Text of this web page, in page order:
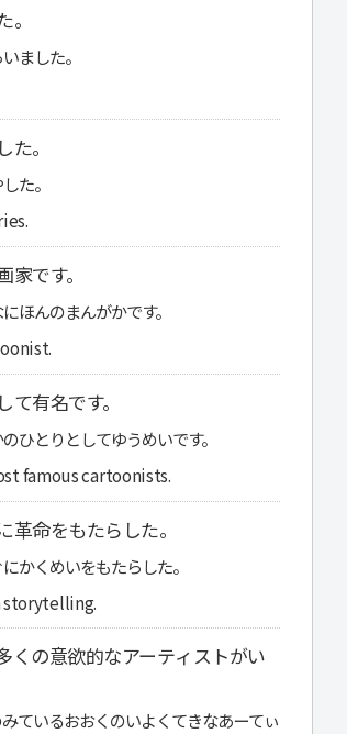
ました。
。
た。
です。
ほんのまんがかです。
有名です。
ひとりとしてゆうめいです。
famous cartoonists.
命をもたらした。
かくめいをもたらした。
storytelling.
くの意欲的なアーティストがい
ているおおくのいよくてきなあーてぃ